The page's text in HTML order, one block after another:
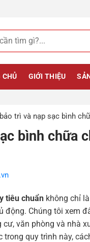
CHỦ GIỚI THIỆU
trì và nạp sạc bình
bình chữa
tiêu chuẩn không chỉ
Chúng tôi xem
văn phòng và nhà
quy trình này,